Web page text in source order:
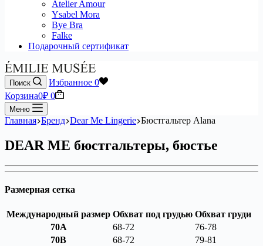
Atelier Amour
Ysabel Mora
Bye Bra
Falke
Подарочный сертификат
Поиск Избранное 0
Корзина0₽ 0
Меню
Главная Бренд Dear Me Lingerie Бюстгальтер Alana
DEAR ME бюстгальтеры, бюстье
Размерная сетка
Международный размер Обхват под грудью Обхват груди
70A
68-72
76-78
70B
68-72 79-81